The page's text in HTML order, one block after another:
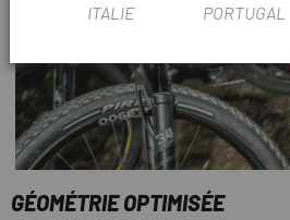
GÉOMÉTRIE OPTIMISÉE
ITALIE PORTUGAL